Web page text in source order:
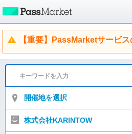
【重要】PassMarketサービ
開催地を選択
株式会社KARINTOW